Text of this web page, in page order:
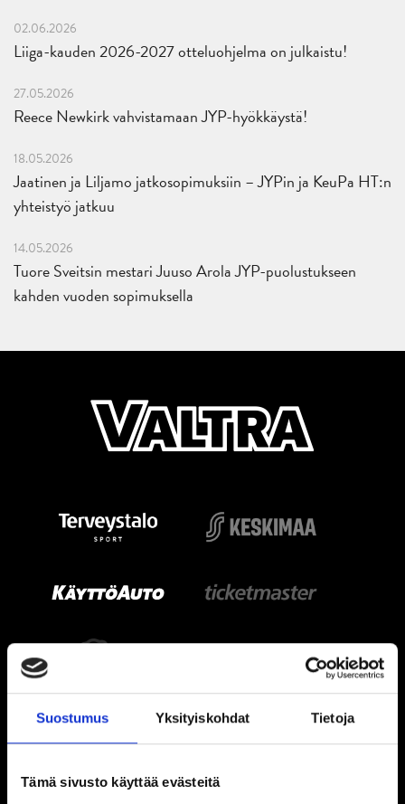
Suostumus Yksityiskohdat Tietoja
Tämä sivusto käyttää evästeitä
02.06.2026
Liiga-kauden 2026-2027 otteluohjelma on julkaistu!
27.05.2026
Reece Newkirk vahvistamaan JYP-hyökkäystä!
18.05.2026
Jaatinen ja Liljamo jatkosopimuksiin – JYPin ja KeuPa HT:n
yhteistyö jatkuu
14.05.2026
Tuore Sveitsin mestari Juuso Arola JYP-puolustukseen
kahden vuoden sopimuksella